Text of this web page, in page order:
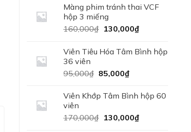
380,000₫.là:
Màng phim tránh thai VCF
hộp 3 miếng
160,000₫ Giá
là:
130,000₫Giá
tại
Viên Tiêu Hóa Tâm Bình hộp
36 viên
95,000₫ Giá
là:
85,000₫Giá
tại
85,000₫.
Viên Khớp Tâm Bình hộp 60
viên
170,000₫ Giá
130,000₫Giá